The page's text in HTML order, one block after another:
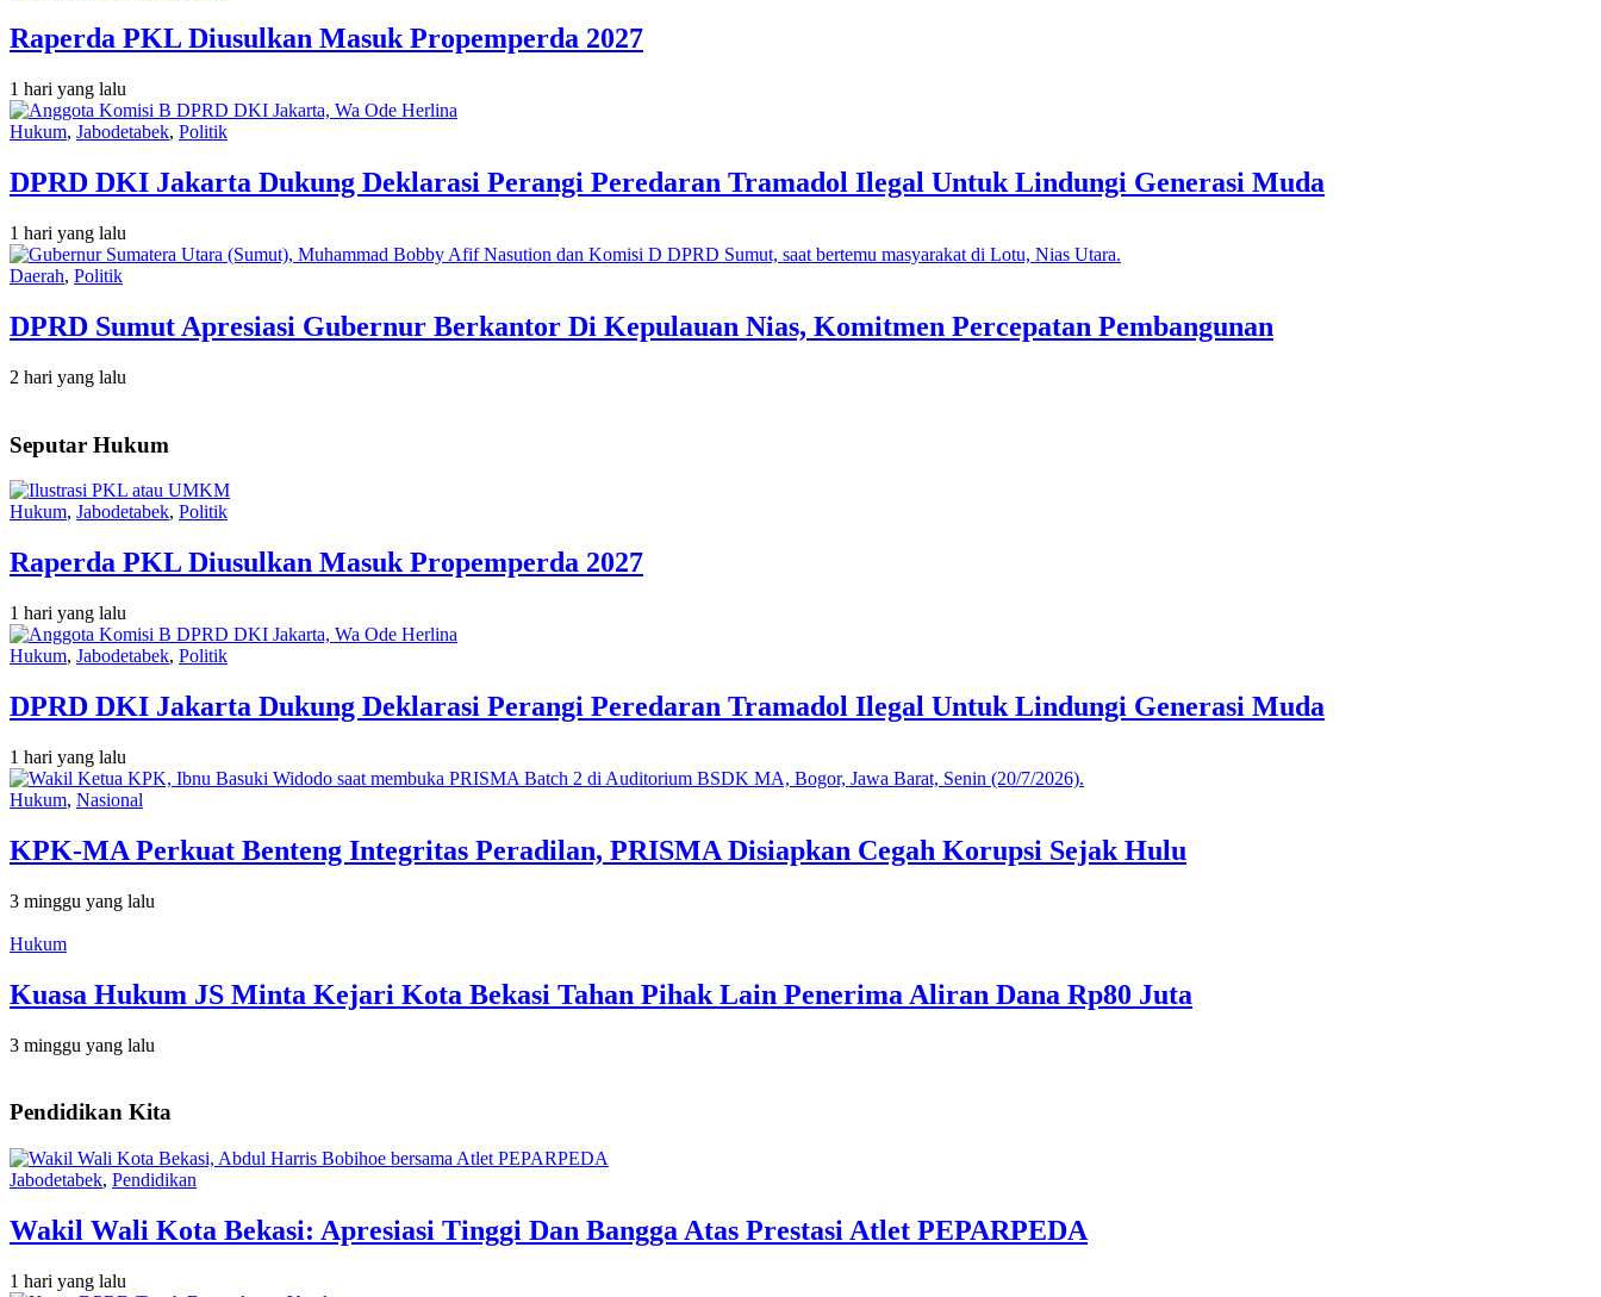
Raperda PKL Diusulkan Masuk Propemperda 2027
1 hari yang lalu
Hukum, Jabodetabek, Politik
DPRD DKI Jakarta Dukung Deklarasi Perangi Peredaran Tramadol Ilegal Untuk Lindungi Generasi Muda
1 hari yang lalu
Daerah, Politik
DPRD Sumut Apresiasi Gubernur Berkantor Di Kepulauan Nias, Komitmen Percepatan Pembangunan
2 hari yang lalu
Seputar Hukum
Hukum, Jabodetabek, Politik
Raperda PKL Diusulkan Masuk Propemperda 2027
1 hari yang lalu
Hukum, Jabodetabek, Politik
DPRD DKI Jakarta Dukung Deklarasi Perangi Peredaran Tramadol Ilegal Untuk Lindungi Generasi Muda
1 hari yang lalu
Hukum, Nasional
KPK-MA Perkuat Benteng Integritas Peradilan, PRISMA Disiapkan Cegah Korupsi Sejak Hulu
3 minggu yang lalu
Hukum
Kuasa Hukum JS Minta Kejari Kota Bekasi Tahan Pihak Lain Penerima Aliran Dana Rp80 Juta
3 minggu yang lalu
Pendidikan Kita
Jabodetabek, Pendidikan
Wakil Wali Kota Bekasi: Apresiasi Tinggi Dan Bangga Atas Prestasi Atlet PEPARPEDA
1 hari yang lalu